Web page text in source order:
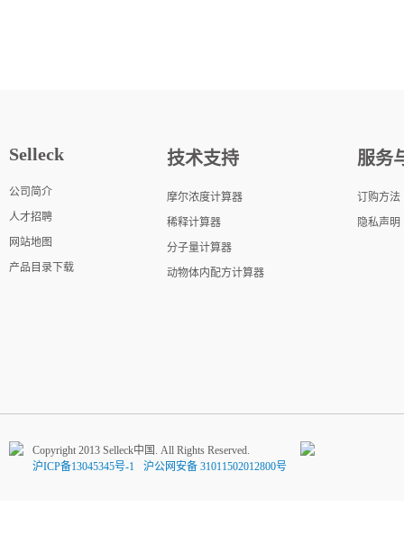
Selleck
公司简介
人才招聘
网站地图
产品目录下载
技术支持
摩尔浓度计算器
稀释计算器
分子量计算器
动物体内配方计算器
服务
订购方法
隐私声明
Copyright 2013 Selleck中国. All Rights Reserved.
沪ICP备13045345号-1
沪公网安备 31011502012800号